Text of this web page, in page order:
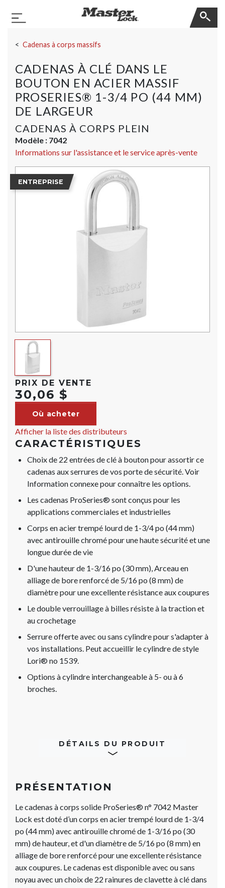
Basculer la navigation
Cadenas à corps massifs
CADENAS À CLÉ DANS LE
BOUTON EN ACIER MASSIF
PROSERIES® 1-3/4 PO (44 MM)
DE LARGEUR
CADENAS À CORPS PLEIN
Modèle : 7042
Informations sur l'assistance et le service après-vente
ENTREPRISE
PRIX DE VENTE
30,06 $
Où acheter
Afficher la liste des distributeurs
CARACTÉRISTIQUES
Choix de 22 entrées de clé à bouton pour assortir ce
cadenas aux serrures de vos porte de sécurité. Voir
Information connexe pour connaître les options.
Les cadenas ProSeries® sont conçus pour les
applications commerciales et industrielles
Corps en acier trempé lourd de 1-3/4 po (44 mm)
avec antirouille chromé pour une haute sécurité et une
longue durée de vie
D'une hauteur de 1-3/16 po (30 mm), Arceau en
alliage de bore renforcé de 5/16 po (8 mm) de
diamètre pour une excellente résistance aux coupures
Le double verrouillage à billes résiste à la traction et
au crochetage
Serrure offerte avec ou sans cylindre pour s'adapter à
vos installations. Peut accueillir le cylindre de style
Lori® no 1539.
Options à cylindre interchangeable à 5- ou à 6
broches.
DÉTAILS DU PRODUIT
PRÉSENTATION
Le cadenas à corps solide ProSeries® n° 7042 Master
Lock est doté d’un corps en acier trempé lourd de 1-3/4
po (44 mm) avec antirouille chromé de 1-3/16 po (30
mm) de hauteur, et d'un diamètre de 5/16 po (8 mm) en
alliage de bore renforcé pour une excellente résistance
aux coupures. Le cadenas est disponible avec ou sans
noyau avec un choix de 22 rainures de clavette à clé dans